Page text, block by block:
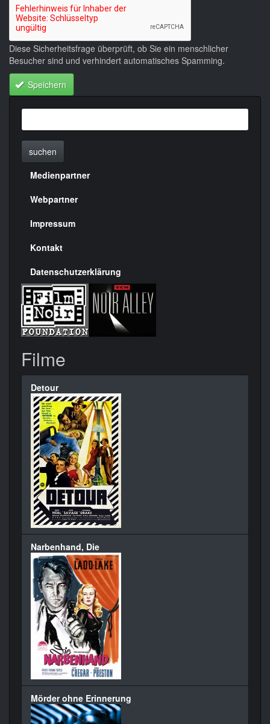
Diese Sicherheitsfrage überprüft, ob Sie ein menschlicher
Besucher sind und verhindert automatisches Spamming.
Speichern
suchen
Menülinks
rechte
Seite
Medienpartner
Webpartner
Impressum
Kontakt
Datenschutzerklärung
Filme
Detour
Narbenhand, Die
Mörder ohne Erinnerung